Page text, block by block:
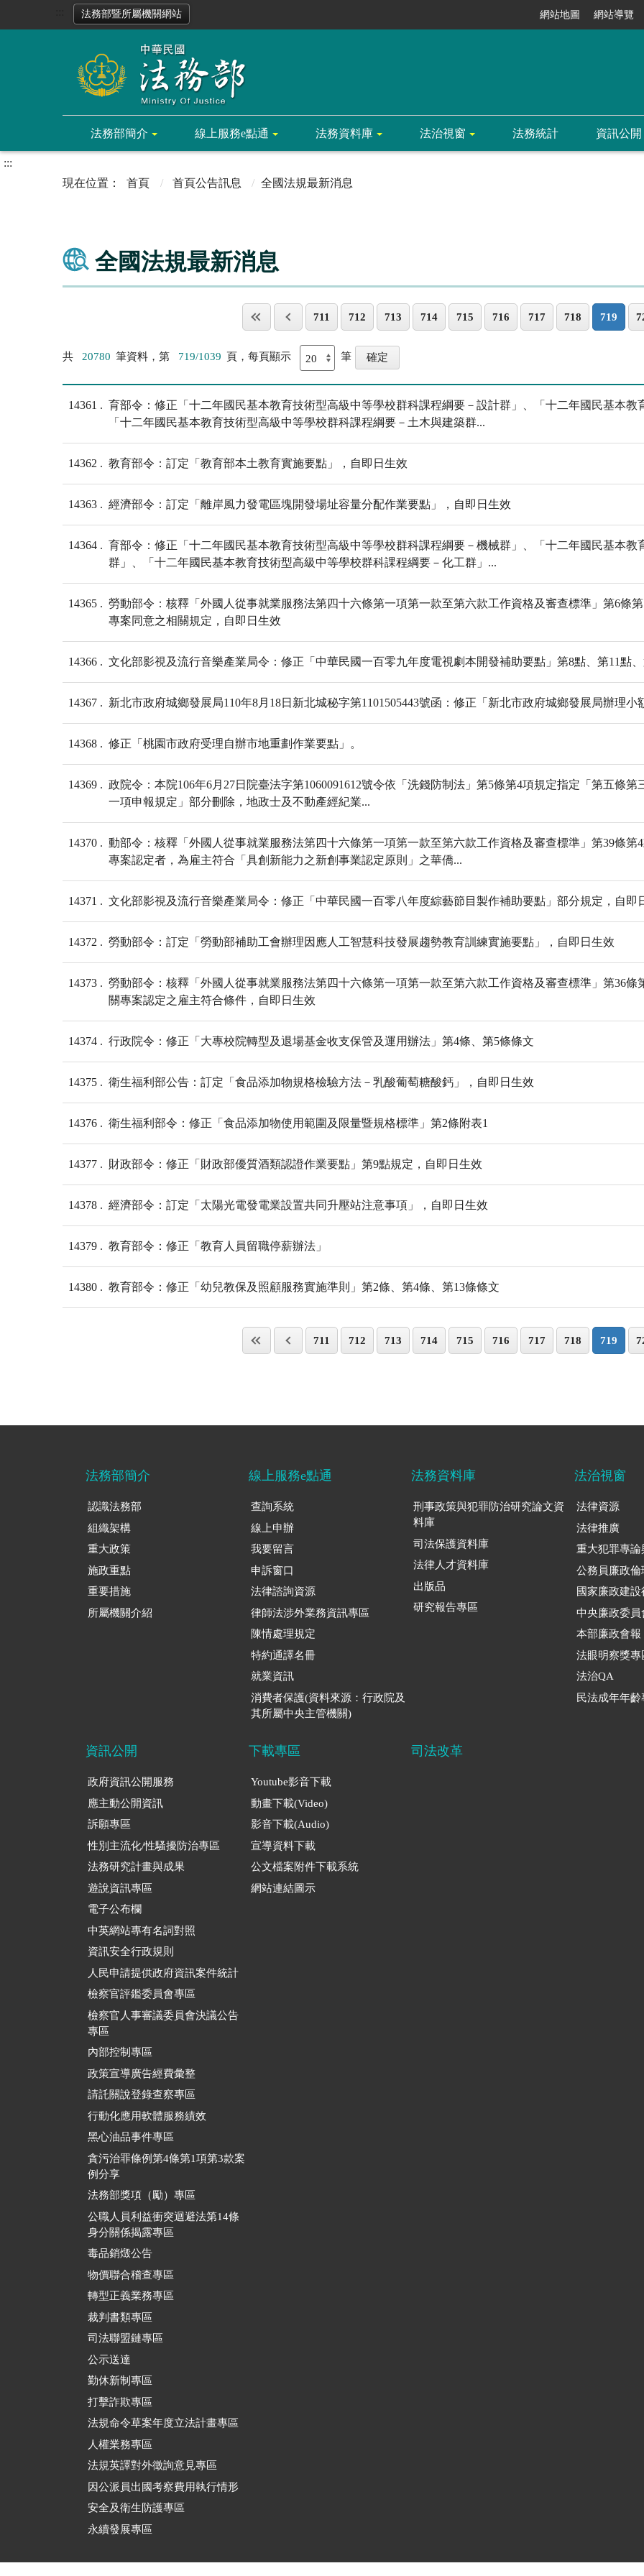
法務部暨所屬機關網站 網站地圖 網站導覽
法務部簡介 線上服務e點通 法務資料庫 法治視窗 法務統計 資訊公開
:::
首頁
首頁公告訊息 全國法規最新消息
全國法規最新消息
711 712 713 714 715 716 717 718 719
共 20780 筆資料，第 719/1039 頁，每頁顯示 筆
14361
育部令：修正「十二年國民基本教育技術型高級中等學校群科課程綱要－設計群」、「十二年國民基本教
「十二年國民基本教育技術型高級中等學校群科課程綱要－土木與建築群...
14362 教育部令：訂定「教育部本土教育實施要點」，自即日生效
14363 經濟部令：訂定「離岸風力發電區塊開發場址容量分配作業要點」，自即日生效
14364
育部令：修正「十二年國民基本教育技術型高級中等學校群科課程綱要－機械群」、「十二年國民基本
群」、「十二年國民基本教育技術型高級中等學校群科課程綱要－化工群」...
14365
勞動部令：核釋「外國人從事就業服務法第四十六條第一項第一款至第六款工作資格及審查標準」第6條
專案同意之相關規定，自即日生效
14366 文化部影視及流行音樂產業局令：修正「中華民國一百零九年度電視劇本開發補助要點」第8點、第11點
14367 新北市政府城鄉發展局110年8月18日新北城秘字第1101505443號函：修正「新北市政府城鄉發展局辦理小
14368 修正「桃園市政府受理自辦市地重劃作業要點」。
14369
政院令：本院106年6月27日院臺法字第1060091612號令依「洗錢防制法」第5條第4項規定指定「第五條
一項申報規定」部分刪除，地政士及不動產經紀業...
14370
動部令：核釋「外國人從事就業服務法第四十六條第一項第一款至第六款工作資格及審查標準」第39條
專案認定者，為雇主符合「具創新能力之新創事業認定原則」之華僑...
14371 文化部影視及流行音樂產業局令：修正「中華民國一百零八年度綜藝節目製作補助要點」部分規定，自即
14372 勞動部令：訂定「勞動部補助工會辦理因應人工智慧科技發展趨勢教育訓練實施要點」，自即日生效
14373
勞動部令：核釋「外國人從事就業服務法第四十六條第一項第一款至第六款工作資格及審查標準」第36
關專案認定之雇主符合條件，自即日生效
14374 行政院令：修正「大專校院轉型及退場基金收支保管及運用辦法」第4條、第5條條文
14375 衛生福利部公告：訂定「食品添加物規格檢驗方法－乳酸葡萄糖酸鈣」，自即日生效
14376 衛生福利部令：修正「食品添加物使用範圍及限量暨規格標準」第2條附表1
14377 財政部令：修正「財政部優質酒類認證作業要點」第9點規定，自即日生效
14378 經濟部令：訂定「太陽光電發電業設置共同升壓站注意事項」，自即日生效
14379 教育部令：修正「教育人員留職停薪辦法」
14380 教育部令：修正「幼兒教保及照顧服務實施準則」第2條、第4條、第13條條文
711 712 713 714 715 716 717 718 719
法務部簡介
認識法務部
組織架構
重大政策
施政重點
重要措施
所屬機關介紹
線上服務e點通
查詢系統
線上申辦
我要留言
申訴窗口
法律諮詢資源
律師法涉外業務資訊專區
陳情處理規定
特約通譯名冊
就業資訊
消費者保護(資料來源：行政院及
其所屬中央主管機關)
法務資料庫
刑事政策與犯罪防治研究論文資
料庫
司法保護資料庫
法律人才資料庫
出版品
研究報告專區
法治視窗
法律資源
法律推廣
重大犯罪專論
公務員廉政倫
國家廉政建設
中央廉政委員
本部廉政會報
法眼明察獎專
法治QA
民法成年年齡
資訊公開
政府資訊公開服務
應主動公開資訊
訴願專區
性別主流化/性騷擾防治專區
法務研究計畫與成果
遊說資訊專區
電子公布欄
中英網站專有名詞對照
資訊安全行政規則
人民申請提供政府資訊案件統計
檢察官評鑑委員會專區
檢察官人事審議委員會決議公告
專區
內部控制專區
政策宣導廣告經費彙整
請託關說登錄查察專區
行動化應用軟體服務績效
黑心油品事件專區
貪污治罪條例第4條第1項第3款案
例分享
法務部獎項（勵）專區
公職人員利益衝突迴避法第14條
身分關係揭露專區
毒品銷燬公告
物價聯合稽查專區
轉型正義業務專區
裁判書類專區
司法聯盟鏈專區
公示送達
勤休新制專區
打擊詐欺專區
法規命令草案年度立法計畫專區
人權業務專區
法規英譯對外徵詢意見專區
因公派員出國考察費用執行情形
安全及衛生防護專區
永續發展專區
下載專區
Youtube影音下載
動畫下載(Video)
影音下載(Audio)
宣導資料下載
公文檔案附件下載系統
網站連結圖示
司法改革